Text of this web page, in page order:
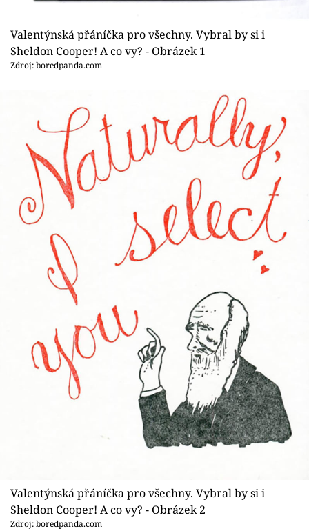
Videa
Sledujte prima+
Přihlášení
Sledujte nás
Valentýnská přáníčka pro všechny. Vybral by si i
Sheldon Cooper! A co vy? - Obrázek 1
Zdroj: boredpanda.com
Valentýnská přáníčka pro všechny. Vybral by si i
Sheldon Cooper! A co vy? - Obrázek 2
Zdroj: boredpanda.com